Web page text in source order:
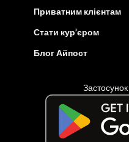
Приватним клієнтам
Стати кур’єром
Блог Айпост